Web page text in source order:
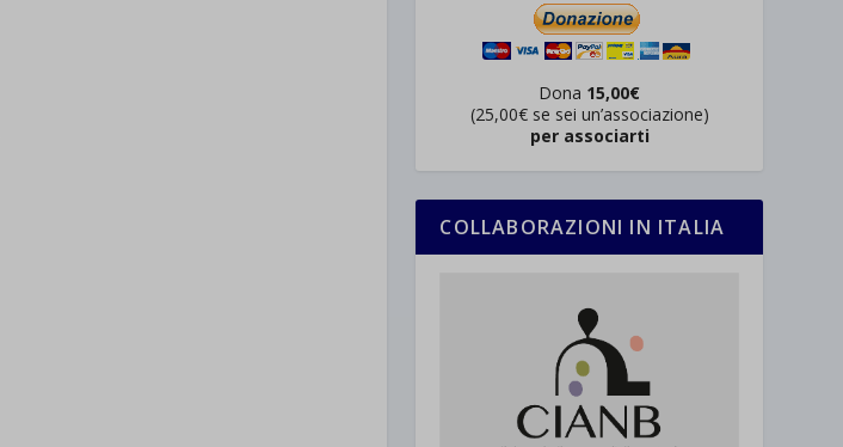
Dona 15,00€
(25,00€ se sei un’associazione)
per associarti
COLLABORAZIONI IN ITALIA